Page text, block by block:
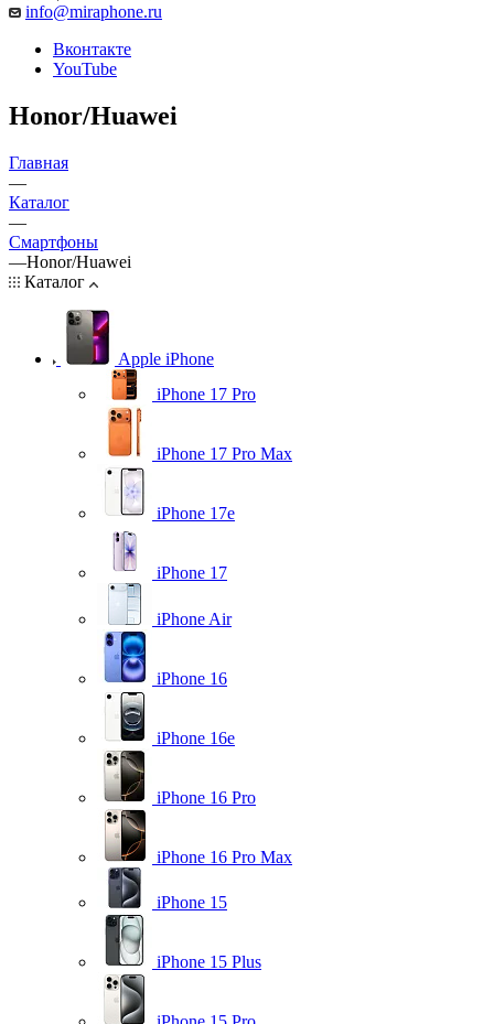
info@miraphone.ru
Вконтакте
YouTube
Honor/Huawei
Главная
—
Каталог
—
Смартфоны
—Honor/Huawei
Каталог
Apple iPhone
iPhone 17 Pro
iPhone 17 Pro Max
iPhone 17e
iPhone 17
iPhone Air
iPhone 16
iPhone 16e
iPhone 16 Pro
iPhone 16 Pro Max
iPhone 15
iPhone 15 Plus